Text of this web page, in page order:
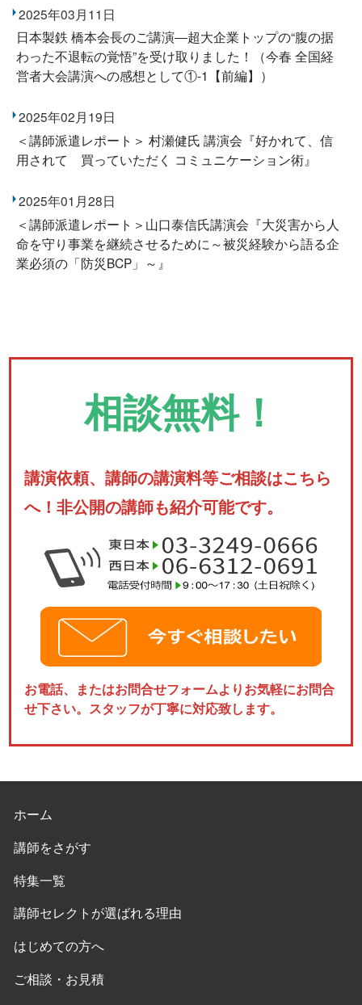
2025年03月11日
日本製鉄 橋本会長のご講演―超大企業トップの“腹の据
わった不退転の覚悟”を受け取りました！（今春 全国経
営者大会講演への感想として①-1【前編】）
2025年02月19日
＜講師派遣レポート＞ 村瀬健氏 講演会『好かれて、信
用されて 買っていただく コミュニケーション術』
2025年01月28日
＜講師派遣レポート＞山口泰信氏講演会『大災害から人
命を守り事業を継続させるために～被災経験から語る企
業必須の「防災BCP」～』
相談無料！
講演依頼、講師の講演料等ご相談はこちら
へ！非公開の講師も紹介可能です。
お電話、またはお問合せフォームよりお気軽にお問合
せ下さい。スタッフが丁寧に対応致します。
ホーム
講師をさがす
特集一覧
講師セレクトが選ばれる理由
はじめての方へ
ご相談・お見積